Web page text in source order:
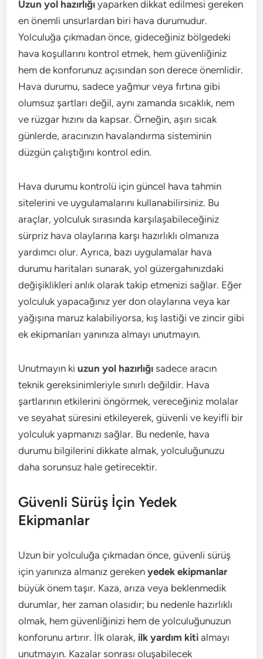
Uzun yol hazırlığı yaparken dikkat edilmesi gereken
en önemli unsurlardan biri hava durumudur.
Yolculuğa çıkmadan önce, gideceğiniz bölgedeki
hava koşullarını kontrol etmek, hem güvenliğiniz
hem de konforunuz açısından son derece önemlidir.
Hava durumu, sadece yağmur veya fırtına gibi
olumsuz şartları değil, aynı zamanda sıcaklık, nem
ve rüzgar hızını da kapsar. Örneğin, aşırı sıcak
günlerde, aracınızın havalandırma sisteminin
düzgün çalıştığını kontrol edin.
Hava durumu kontrolü için güncel hava tahmin
sitelerini ve uygulamalarını kullanabilirsiniz. Bu
araçlar, yolculuk sırasında karşılaşabileceğiniz
sürpriz hava olaylarına karşı hazırlıklı olmanıza
yardımcı olur. Ayrıca, bazı uygulamalar hava
durumu haritaları sunarak, yol güzergahınızdaki
değişiklikleri anlık olarak takip etmenizi sağlar. Eğer
yolculuk yapacağınız yer don olaylarına veya kar
yağışına maruz kalabiliyorsa, kış lastiği ve zincir gibi
ek ekipmanları yanınıza almayı unutmayın.
Unutmayın kiuzun yol hazırlığı sadece aracın
teknik gereksinimleriyle sınırlı değildir. Hava
şartlarının etkilerini öngörmek, vereceğiniz molalar
ve seyahat süresini etkileyerek, güvenli ve keyifli bir
yolculuk yapmanızı sağlar. Bu nedenle, hava
durumu bilgilerini dikkate almak, yolculuğunuzu
daha sorunsuz hale getirecektir.
Güvenli Sürüş İçin Yedek
Ekipmanlar
Uzun bir yolculuğa çıkmadan önce, güvenli sürüş
için yanınıza almanız gerekenyedek ekipmanlar
büyük önem taşır. Kaza, arıza veya beklenmedik
durumlar, her zaman olasıdır; bu nedenle hazırlıklı
olmak, hem güvenliğinizi hem de yolculuğunuzun
konforunu artırır. İlk olarak, ilk yardım kiti almayı
unutmayın. Kazalar sonrası oluşabilecek